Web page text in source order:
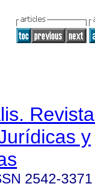
y
2542-3371